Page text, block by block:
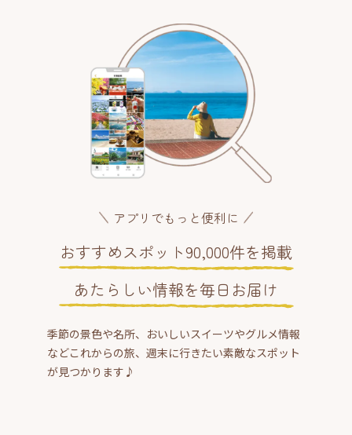
アプリでもっと便利に
おすすめスポット90,000件を掲載
あたらしい情報を毎日お届け
季節の景色や名所、おいしいスイーツやグルメ情報
などこれからの旅、週末に行きたい素敵なスポット
が見つかります♪